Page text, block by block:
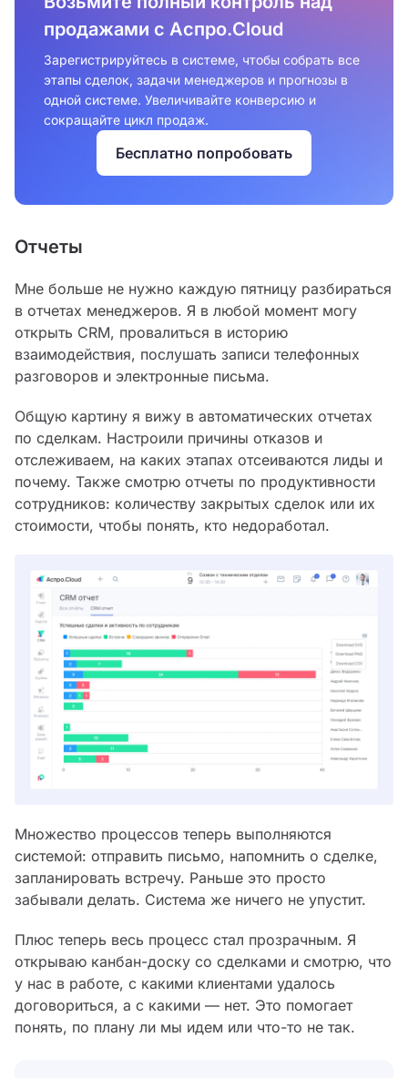
продажами с Аспро.Cloud
Зарегистрируйтесь в системе, чтобы собрать все
этапы сделок, задачи менеджеров и прогнозы в
одной системе. Увеличивайте конверсию и
сокращайте цикл продаж.
Бесплатно попробовать
Отчеты
Мне больше не нужно каждую пятницу разбираться
в отчетах менеджеров. Я в любой момент могу
открыть CRM, провалиться в историю
взаимодействия, послушать записи телефонных
разговоров и электронные письма.
Общую картину я вижу в автоматических отчетах
по сделкам. Настроили причины отказов и
отслеживаем, на каких этапах отсеиваются лиды и
почему. Также смотрю отчеты по продуктивности
сотрудников: количеству закрытых сделок или их
стоимости, чтобы понять, кто недоработал.
Множество процессов теперь выполняются
системой: отправить письмо, напомнить о сделке,
запланировать встречу. Раньше это просто
забывали делать. Система же ничего не упустит.
Плюс теперь весь процесс стал прозрачным. Я
открываю канбан-доску со сделками и смотрю, что
у нас в работе, с какими клиентами удалось
договориться, а с какими — нет. Это помогает
понять, по плану ли мы идем или что-то не так.